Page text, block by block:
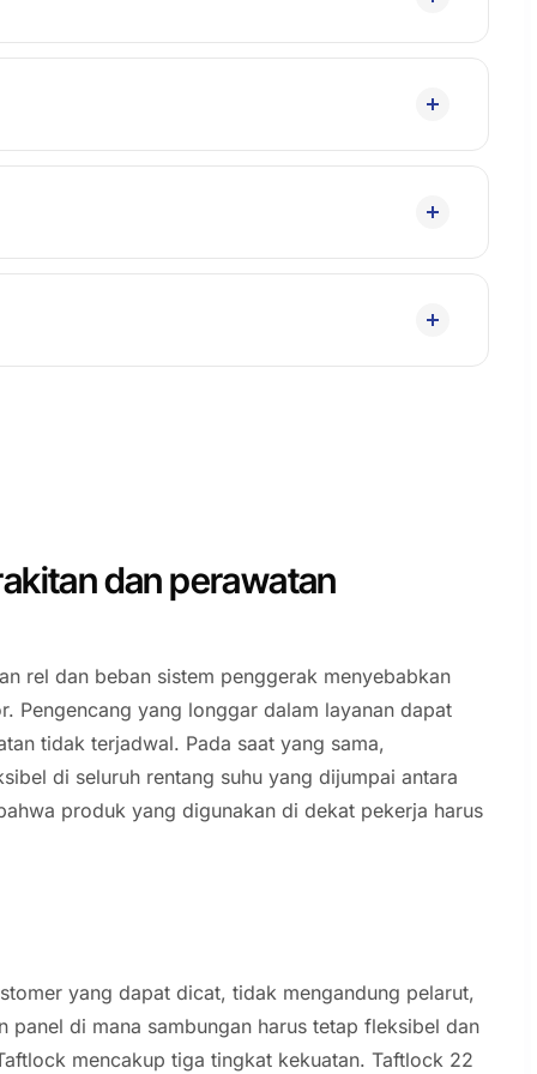
dan perawatan
rel dan beban sistem penggerak menyebabkan
Pengencang yang longgar dalam layanan dapat
tidak terjadwal. Pada saat yang sama,
di seluruh rentang suhu yang dijumpai antara
produk yang digunakan di dekat pekerja harus
yang dapat dicat, tidak mengandung pelarut,
di mana sambungan harus tetap fleksibel dan
mencakup tiga tingkat kekuatan. Taftlock 22